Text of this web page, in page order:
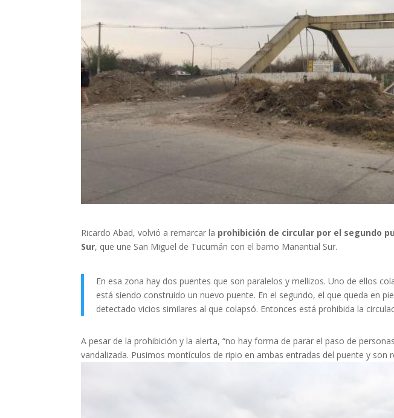
Ricardo Abad, volvió a remarcar la prohibición de circular por el segundo
Sur, que une San Miguel de Tucumán con el barrio Manantial Sur.
En esa zona hay dos puentes que son paralelos y mellizos. Uno de ellos
está siendo construido un nuevo puente. En el segundo, el que queda en
detectado vicios similares al que colapsó. Entonces está prohibida la
A pesar de la prohibición y la alerta, “no hay forma de parar el paso de
vandalizada. Pusimos montículos de ripio en ambas entradas del puente y son